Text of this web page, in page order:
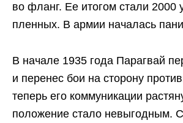
во фланг. Ее итогом стали 2000
пленных. В армии началась
В начале 1935 года Парагвай
и перенес бои на сторону
теперь его коммуникации
положение стало невыгодным.